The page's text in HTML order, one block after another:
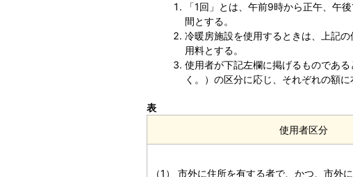
「1回」とは、午前9時から正午、午
間とする。
冷暖房施設を使用するときは、上記
用料とする。
使用者が下記左欄に掲げるものであ
く。）の区分に応じ、それぞれの額
表
使用者区分
（1） 市外に住所を有する者で、かつ、市外